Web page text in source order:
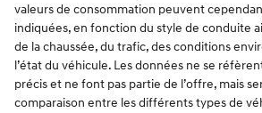
valeurs de consommation peuvent
indiquées, en fonction du style de conduite
de la chaussée, du trafic, des conditions
l’état du véhicule. Les données ne se
précis et ne font pas partie de l’offre, mais
comparaison entre les différents types de